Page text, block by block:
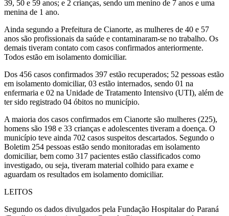
39, 50 e 59 anos; e 2 crianças, sendo um menino de 7 anos e uma
menina de 1 ano.
Ainda segundo a Prefeitura de Cianorte, as mulheres de 40 e 57
anos são profissionais da saúde e contaminaram-se no trabalho. Os
demais tiveram contato com casos confirmados anteriormente.
Todos estão em isolamento domiciliar.
Dos 456 casos confirmados 397 estão recuperados; 52 pessoas estão
em isolamento domiciliar, 03 estão internados, sendo 01 na
enfermaria e 02 na Unidade de Tratamento Intensivo (UTI), além de
ter sido registrado 04 óbitos no município.
A maioria dos casos confirmados em Cianorte são mulheres (225),
homens são 198 e 33 crianças e adolescentes tiveram a doença. O
município teve ainda 702 casos suspeitos descartados. Segundo o
Boletim 254 pessoas estão sendo monitoradas em isolamento
domiciliar, bem como 317 pacientes estão classificados como
investigado, ou seja, tiveram material colhido para exame e
aguardam os resultados em isolamento domiciliar.
LEITOS
Segundo os dados divulgados pela Fundação Hospitalar do Paraná